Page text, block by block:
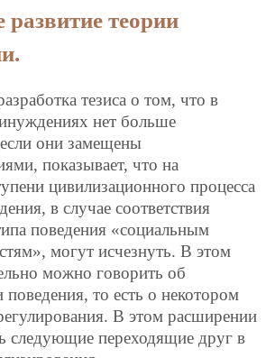
теории
тезиса о том, что в
нет больше
они замещены
показывает, что на
цивилизационного процесса
в случае соответствия
поведения «социальным
могут исчезнуть. В этом
можно говорить об
то есть о некотором
В этом расширении
следующие переходящие друг в